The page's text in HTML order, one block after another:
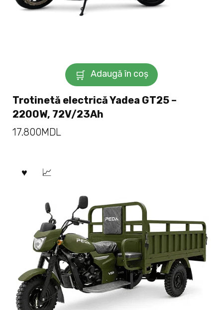
Adaugă în coș
Trotinetă electrică Yadea GT25 –
2200W, 72V/23Ah
17.800MDL